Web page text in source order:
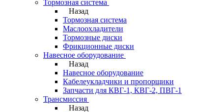
Тормозная система
Назад
Тормозная система
Маслоохладители
Тормозные диски
Фрикционные диски
Навесное оборудование
Назад
Навесное оборудование
Кабелеукладчики и пропорщики
Запчасти для КВГ-1, КВГ-2, ПВГ-1
Трансмиссия
Назад